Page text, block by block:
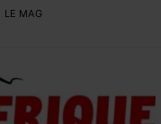
LE MAG